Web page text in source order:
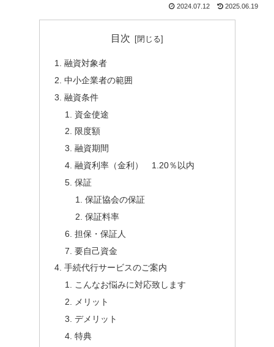
2024.07.12 2025.06.19
目次
融資対象者
中小企業者の範囲
融資条件
資金使途
限度額
融資期間
融資利率（金利） 1.20％以内
保証
保証協会の保証
保証料率
担保・保証人
要自己資金
手続代行サービスのご案内
こんなお悩みに対応致します
メリット
デメリット
特典